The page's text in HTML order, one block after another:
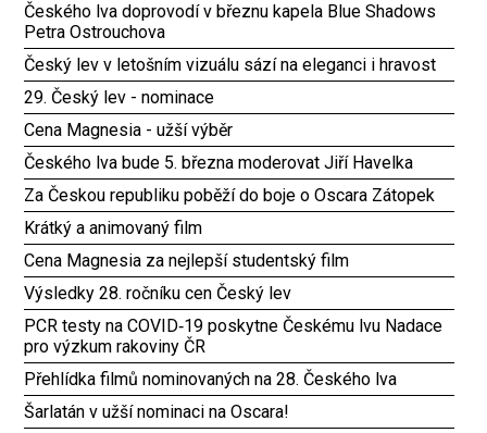
Českého lva doprovodí v březnu kapela Blue Shadows
Petra Ostrouchova
Český lev v letošním vizuálu sází na eleganci i hravost
29. Český lev - nominace
Cena Magnesia - užší výběr
Českého lva bude 5. března moderovat Jiří Havelka
Za Českou republiku poběží do boje o Oscara Zátopek
Krátký a animovaný film
Cena Magnesia za nejlepší studentský film
Výsledky 28. ročníku cen Český lev
PCR testy na COVID‑19 poskytne Českému lvu Nadace
pro výzkum rakoviny ČR
Přehlídka filmů nominovaných na 28. Českého lva
Šarlatán v užší nominaci na Oscara!